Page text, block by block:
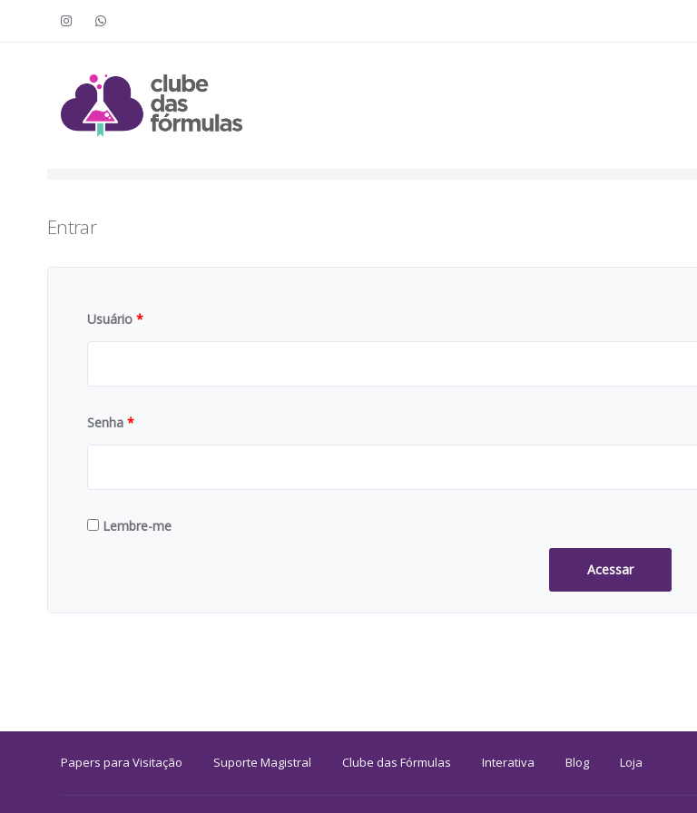
Entrar
Usuário *
Senha *
Lembre-me
Acessar
Papers para Visitação Suporte Magistral Clube das Fórmulas Interativa Blog Loja